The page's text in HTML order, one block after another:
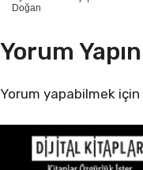
Doğan
Yorum Yapın
Yorum yapabilmek için